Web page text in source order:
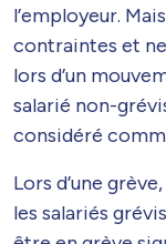
l’employeur.
contraintes et
lors d’un
salarié non-
considéré
Lors d’une
les salariés